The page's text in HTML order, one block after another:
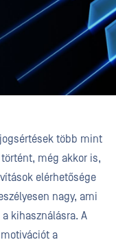
több mint
még akkor is,
elérhetősége
nagy, ami
kihasználásra. A
a